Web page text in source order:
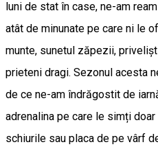
luni de stat în case, ne-am
atât de minunate pe care ni le
munte, sunetul zăpezii,
prieteni dragi. Sezonul acesta
de ce ne-am îndrăgostit de
adrenalina pe care le simți
schiurile sau placa de pe vârf